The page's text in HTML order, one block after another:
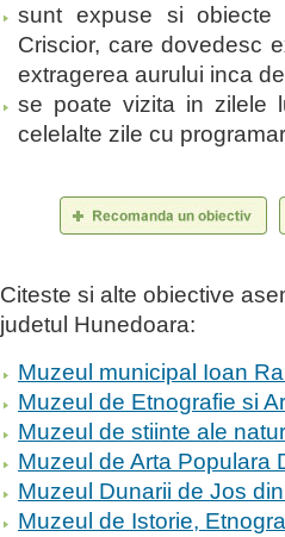
sunt expuse si obiecte
Criscior, care dovedesc
extragerea aurului inca
se poate vizita in zilele
celelalte zile cu
Citeste si alte obiective
judetul Hunedoara:
Muzeul municipal Ioan
Muzeul de Etnografie si
Muzeul de stiinte ale
Muzeul de Arta Populara
Muzeul Dunarii de Jos
Muzeul de Istorie,